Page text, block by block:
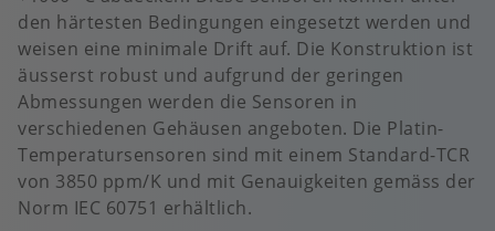
den härtesten Bedingungen eingesetzt werden und
weisen eine minimale Drift auf. Die Konstruktion ist
äusserst robust und aufgrund der geringen
Abmessungen werden die Sensoren in
verschiedenen Gehäusen angeboten. Die Platin-
Temperatursensoren sind mit einem Standard-TCR
von 3850 ppm/K und mit Genauigkeiten gemäss der
Norm IEC 60751 erhältlich.